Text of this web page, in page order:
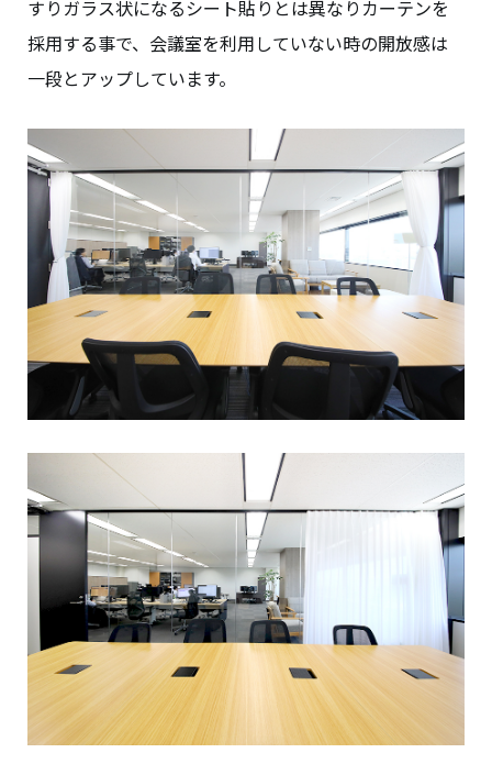
すりガラス状になるシート貼りとは異なりカーテンを
採用する事で、会議室を利用していない時の開放感は
一段とアップしています。